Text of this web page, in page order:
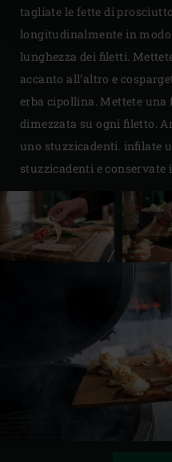
tagliate le fette di
longitudinalmente in modo
lunghezza dei filetti.
accanto all’altro e
erba cipollina. Mettete
dimezzata su ogni filetto.
uno stuzzicadenti. infilate
stuzzicadenti e conservate